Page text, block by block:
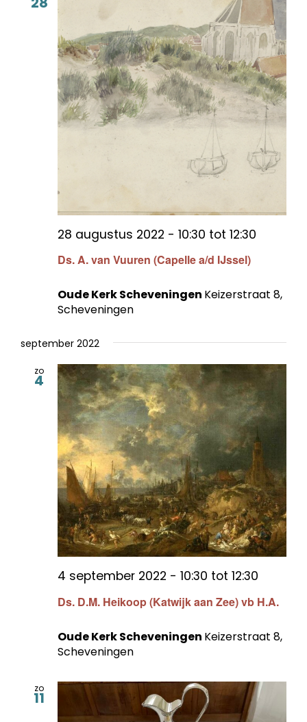
Ds. A. van Vuuren (Capelle a/d IJssel)
28 augustus 2022 - 10:30 tot 12:30
Oude Kerk Scheveningen Keizerstraat 8,
Scheveningen
september 2022
zo
4
Ds. D.M. Heikoop (Katwijk aan Zee) vb H.A.
4 september 2022 - 10:30 tot 12:30
Oude Kerk Scheveningen Keizerstraat 8,
Scheveningen
zo
11